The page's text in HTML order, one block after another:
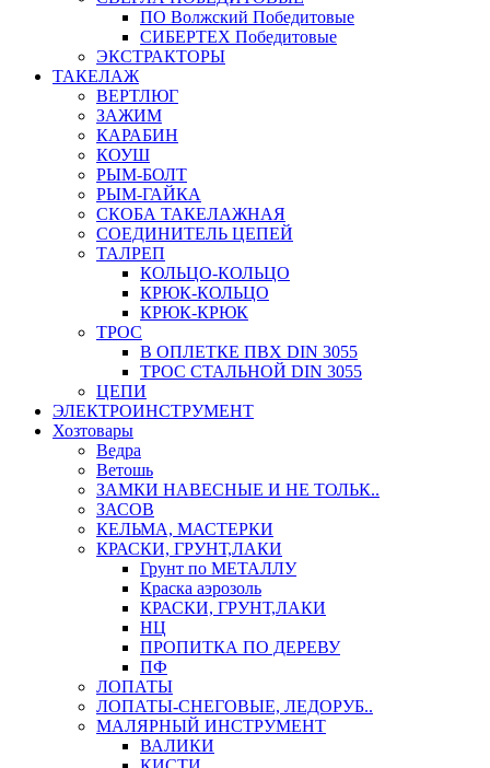
ПО Волжский Победитовые
СИБЕРТЕХ Победитовые
ЭКСТРАКТОРЫ
ТАКЕЛАЖ
ВЕРТЛЮГ
ЗАЖИМ
КАРАБИН
КОУШ
РЫМ-БОЛТ
РЫМ-ГАЙКА
СКОБА ТАКЕЛАЖНАЯ
СОЕДИНИТЕЛЬ ЦЕПЕЙ
ТАЛРЕП
КОЛЬЦО-КОЛЬЦО
КРЮК-КОЛЬЦО
КРЮК-КРЮК
ТРОС
В ОПЛЕТКЕ ПВХ DIN 3055
ТРОС СТАЛЬНОЙ DIN 3055
ЦЕПИ
ЭЛЕКТРОИНСТРУМЕНТ
Хозтовары
Ведра
Ветошь
ЗАМКИ НАВЕСНЫЕ И НЕ ТОЛЬК..
ЗАСОВ
КЕЛЬМА, МАСТЕРКИ
КРАСКИ, ГРУНТ,ЛАКИ
Грунт по МЕТАЛЛУ
Краска аэрозоль
КРАСКИ, ГРУНТ,ЛАКИ
НЦ
ПРОПИТКА ПО ДЕРЕВУ
ПФ
ЛОПАТЫ
ЛОПАТЫ-СНЕГОВЫЕ, ЛЕДОРУБ..
МАЛЯРНЫЙ ИНСТРУМЕНТ
ВАЛИКИ